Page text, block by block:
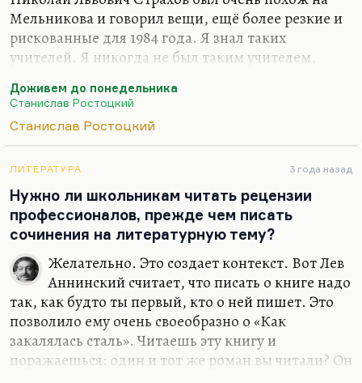
Мельникова и говорил вещи, ещё более резкие и
рискованные для 1984 года. Я знал таких
учителей. Я никогда не был таким учителем,
таких учителей знал. Кстати говоря, Георгий
Полонский писал эту вещь отчасти как
автопортрет, только такой возрастной. У него
преподавал.
Я вообще Полонского очень люблю, считаю его
крупным драматургом. «Репетитор», по-моему,
вообще великая пьеса. «Короткие гастроли в
Берген-Бельзен» — потрясающая пьеса, трагедия,
где единственная женщина,…
Доживем до понедельника
Станислав Ростоцкий
Станислав Ростоцкий
ЛИТЕРАТУРА 3 года назад
Нужно ли школьникам читать рецензии
профессионалов, прежде чем писать
сочинения на литературную тему?
Желательно. Это создает контекст. Вот Лев
Аннинский считает, что писать о книге надо
так, как будто ты первый, кто о ней пишет. Это
позволило ему очень своеобразно о «Как
закалялась сталь». Читаешь эту книгу и
поражаешься: один и тот же роман вы читали? Он